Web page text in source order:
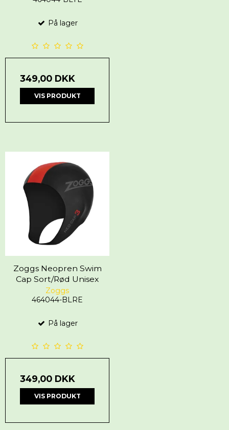
På lager
349,00 DKK
VIS PRODUKT
Zoggs Neopren Swim
Cap Sort/Rød Unisex
Zoggs
464044-BLRE
På lager
349,00 DKK
VIS PRODUKT